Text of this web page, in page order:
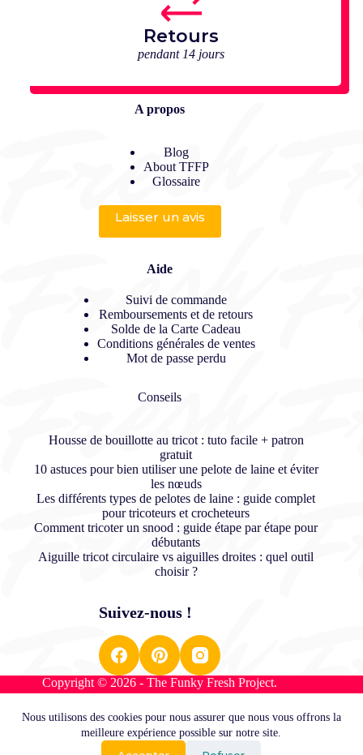
Nous utilisons des cookies pour nous assurer que nous vous offrons la
meilleure expérience possible sur notre site.
Retours
pendant 14 jours
A propos
Blog
About TFFP
Glossaire
Laisser un avis
Aide
Suivi de commande
Remboursements et de retours
Solde de la Carte Cadeau
Conditions générales de ventes
Mot de passe perdu
Conseils
Housse de bouillotte au tricot : tuto facile + patron
gratuit
10 astuces pour bien utiliser une pelote de laine et éviter
les nœuds
Les différents types de pelotes de laine : guide complet
pour tricoteurs et crocheteurs
Comment tricoter un snood : guide étape par étape pour
débutants
Aiguille tricot circulaire vs aiguilles droites : quel outil
choisir ?
Suivez-nous !
Copyright © 2026 - The Funky Fresh Project.
Plan du site
Conditions générales de ventes